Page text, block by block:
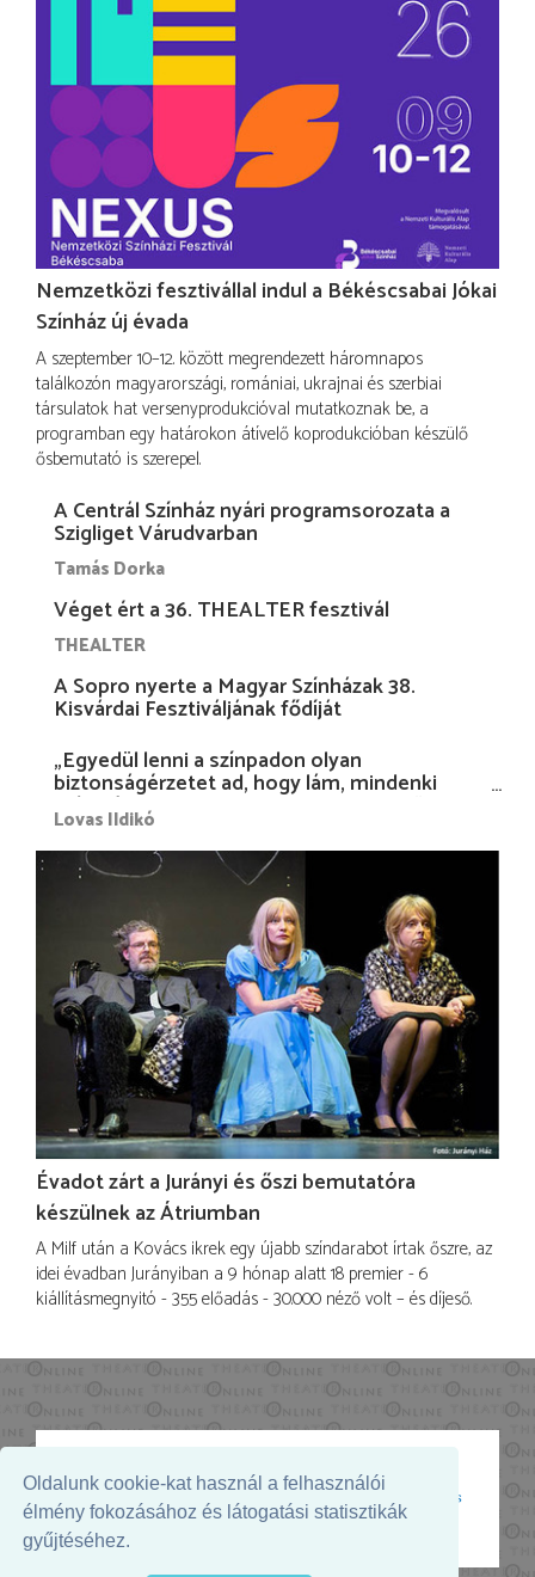
Oldalunk cookie-kat használ a felhasználói
élmény fokozásához és látogatási statisztikák
gyűjtéséhez.
Nemzetközi fesztivállal indul a Békéscsabai Jókai
Színház új évada
A szeptember 10–12. között megrendezett háromnapos
találkozón magyarországi, romániai, ukrajnai és szerbiai
társulatok hat versenyprodukcióval mutatkoznak be, a
programban egy határokon átívelő koprodukcióban készülő
ősbemutató is szerepel.
A Centrál Színház nyári programsorozata a
Szigliget Várudvarban
Tamás Dorka
Véget ért a 36. THEALTER fesztivál
THEALTER
A Sopro nyerte a Magyar Színházak 38.
Kisvárdai Fesztiváljának fődíját
„Egyedül lenni a színpadon olyan
biztonságérzetet ad, hogy lám, mindenki
más nélkül is megvagyok magammal…”
Lovas Ildikó
Évadot zárt a Jurányi és őszi bemutatóra
készülnek az Átriumban
A Milf után a Kovács ikrek egy újabb színdarabot írtak őszre, az
idei évadban Jurányiban a 9 hónap alatt 18 premier - 6
kiállításmegnyitó - 355 előadás - 30.000 néző volt – és díjeső.
Az oldal megjelenését támogatja: